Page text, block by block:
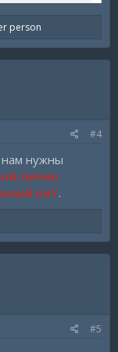
person
#4
нужны
лично
кит.
#5